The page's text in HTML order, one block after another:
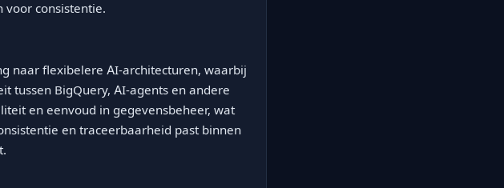
voor consistentie.
naar flexibelere AI-architecturen, waarbij
tussen BigQuery, AI-agents en andere
en eenvoud in gegevensbeheer, wat
en traceerbaarheid past binnen